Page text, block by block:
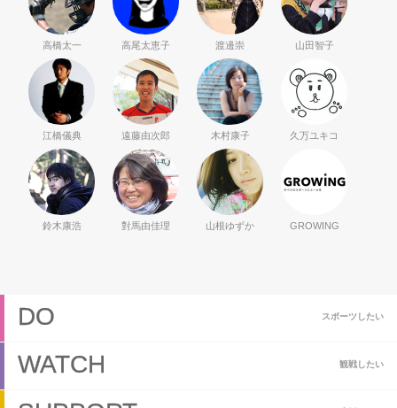
高橋太一 高尾太恵子 渡邊崇 山田智子
江橋儀典 遠藤由次郎 木村康子 久万ユキコ
鈴木康浩 對馬由佳理 山根ゆずか GROWING
スポーツしたい
DO
観戦したい
WATCH